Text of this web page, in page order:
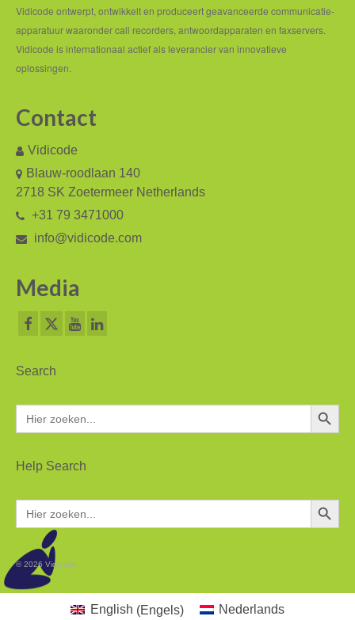
Help
Software
Handleidingen
Offerte aanvragen
Supportformulier
Over ons
Algemene voorwaarden
Vidicode ontwerpt, ontwikkelt en produceert geavanceerde communicatie-
apparatuur waaronder call recorders, antwoordapparaten en faxservers.
Vidicode is internationaal actief als leverancier van innovatieve
oplossingen.
Contact
Vidicode
Blauw-roodlaan 140
2718 SK Zoetermeer Netherlands
+31 79 3471000
info@vidicode.com
Media
Search
Zoek
naar:
Help Search
Zoek
naar:
© 2026 Vidicode
English (Engels) Nederlands